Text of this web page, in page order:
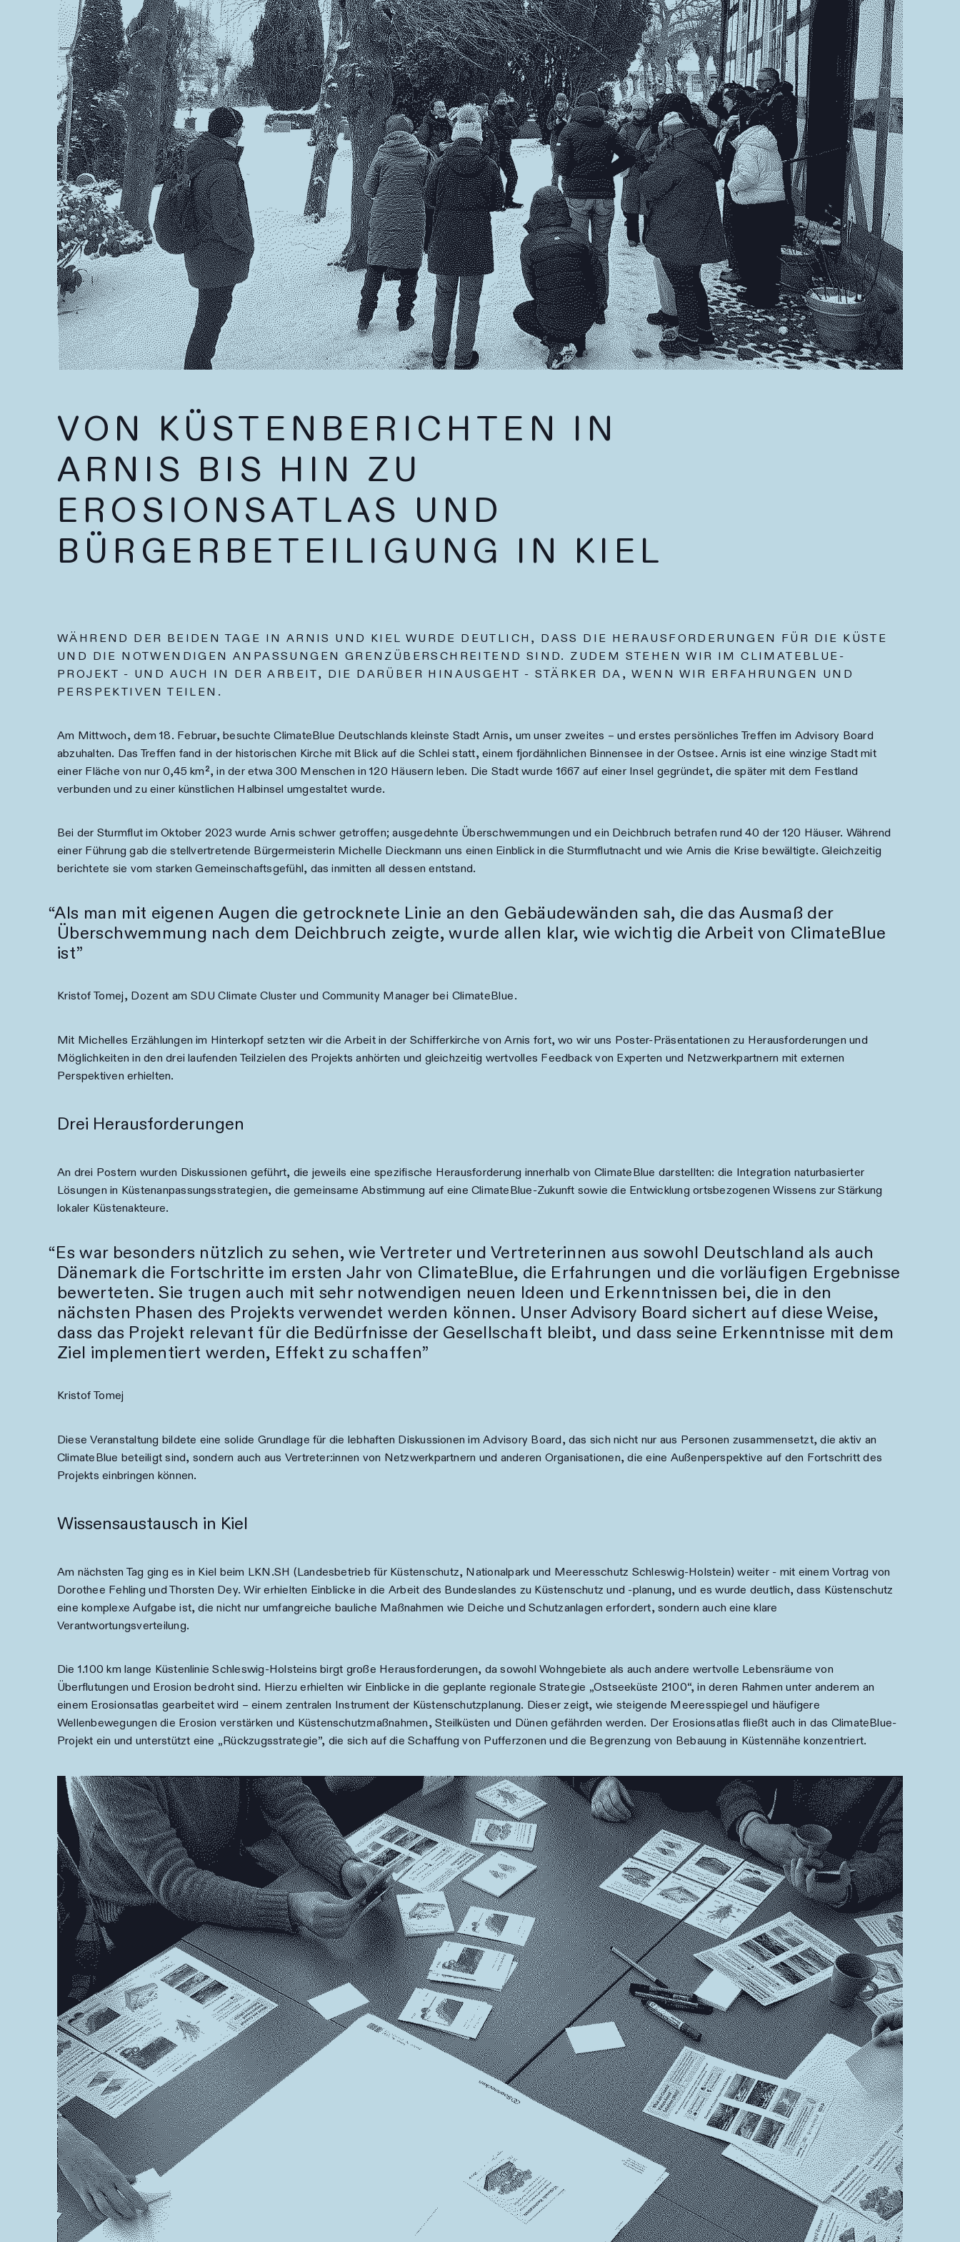
VON KÜSTENBERICHTEN IN
ARNIS BIS HIN ZU
EROSIONSATLAS UND
BÜRGERBETEILIGUNG IN KIEL
WÄHREND DER BEIDEN TAGE IN ARNIS UND KIEL WURDE DEUTLICH, DASS DIE HERAUSFORDERUNGEN FÜR DIE KÜSTE
UND DIE NOTWENDIGEN ANPASSUNGEN GRENZÜBERSCHREITEND SIND. ZUDEM STEHEN WIR IM CLIMATEBLUE-
PROJEKT - UND AUCH IN DER ARBEIT, DIE DARÜBER HINAUSGEHT - STÄRKER DA, WENN WIR ERFAHRUNGEN UND
PERSPEKTIVEN TEILEN.
Am Mittwoch, dem 18. Februar, besuchte ClimateBlue Deutschlands kleinste Stadt Arnis, um unser zweites – und erstes persönliches Treffen im Advisory Board
abzuhalten. Das Treffen fand in der historischen Kirche mit Blick auf die Schlei statt, einem fjordähnlichen Binnensee in der Ostsee. Arnis ist eine winzige Stadt mit
einer Fläche von nur 0,45 km², in der etwa 300 Menschen in 120 Häusern leben. Die Stadt wurde 1667 auf einer Insel gegründet, die später mit dem Festland
verbunden und zu einer künstlichen Halbinsel umgestaltet wurde.
Bei der Sturmflut im Oktober 2023 wurde Arnis schwer getroffen; ausgedehnte Überschwemmungen und ein Deichbruch betrafen rund 40 der 120 Häuser. Während
einer Führung gab die stellvertretende Bürgermeisterin Michelle Dieckmann uns einen Einblick in die Sturmflutnacht und wie Arnis die Krise bewältigte. Gleichzeitig
berichtete sie vom starken Gemeinschaftsgefühl, das inmitten all dessen entstand.
Als man mit eigenen Augen die getrocknete Linie an den Gebäudewänden sah, die das Ausmaß der
Überschwemmung nach dem Deichbruch zeigte, wurde allen klar, wie wichtig die Arbeit von ClimateBlue
ist
Kristof Tomej, Dozent am SDU Climate Cluster und Community Manager bei ClimateBlue.
Mit Michelles Erzählungen im Hinterkopf setzten wir die Arbeit in der Schifferkirche von Arnis fort, wo wir uns Poster-Präsentationen zu Herausforderungen und
Möglichkeiten in den drei laufenden Teilzielen des Projekts anhörten und gleichzeitig wertvolles Feedback von Experten und Netzwerkpartnern mit externen
Perspektiven erhielten.
Drei Herausforderungen
An drei Postern wurden Diskussionen geführt, die jeweils eine spezifische Herausforderung innerhalb von ClimateBlue darstellten: die Integration naturbasierter
Lösungen in Küstenanpassungsstrategien, die gemeinsame Abstimmung auf eine ClimateBlue-Zukunft sowie die Entwicklung ortsbezogenen Wissens zur Stärkung
lokaler Küstenakteure.
Es war besonders nützlich zu sehen, wie Vertreter und Vertreterinnen aus sowohl Deutschland als auch
Dänemark die Fortschritte im ersten Jahr von ClimateBlue, die Erfahrungen und die vorläufigen Ergebnisse
bewerteten. Sie trugen auch mit sehr notwendigen neuen Ideen und Erkenntnissen bei, die in den
nächsten Phasen des Projekts verwendet werden können. Unser Advisory Board sichert auf diese Weise,
dass das Projekt relevant für die Bedürfnisse der Gesellschaft bleibt, und dass seine Erkenntnisse mit dem
Ziel implementiert werden, Effekt zu schaffen
Kristof Tomej
Diese Veranstaltung bildete eine solide Grundlage für die lebhaften Diskussionen im Advisory Board, das sich nicht nur aus Personen zusammensetzt, die aktiv an
ClimateBlue beteiligt sind, sondern auch aus Vertreter:innen von Netzwerkpartnern und anderen Organisationen, die eine Außenperspektive auf den Fortschritt des
Projekts einbringen können.
Wissensaustausch in Kiel
Am nächsten Tag ging es in Kiel beim LKN.SH (Landesbetrieb für Küstenschutz, Nationalpark und Meeresschutz Schleswig-Holstein) weiter - mit einem Vortrag von
Dorothee Fehling und Thorsten Dey. Wir erhielten Einblicke in die Arbeit des Bundeslandes zu Küstenschutz und -planung, und es wurde deutlich, dass Küstenschutz
eine komplexe Aufgabe ist, die nicht nur umfangreiche bauliche Maßnahmen wie Deiche und Schutzanlagen erfordert, sondern auch eine klare
Verantwortungsverteilung.
Die 1.100 km lange Küstenlinie Schleswig-Holsteins birgt große Herausforderungen, da sowohl Wohngebiete als auch andere wertvolle Lebensräume von
Überflutungen und Erosion bedroht sind. Hierzu erhielten wir Einblicke in die geplante regionale Strategie „Ostseeküste 2100“, in deren Rahmen unter anderem an
einem Erosionsatlas gearbeitet wird – einem zentralen Instrument der Küstenschutzplanung. Dieser zeigt, wie steigende Meeresspiegel und häufigere
Wellenbewegungen die Erosion verstärken und Küstenschutzmaßnahmen, Steilküsten und Dünen gefährden werden. Der Erosionsatlas fließt auch in das ClimateBlue-
Projekt ein und unterstützt eine „Rückzugsstrategie”, die sich auf die Schaffung von Pufferzonen und die Begrenzung von Bebauung in Küstennähe konzentriert.